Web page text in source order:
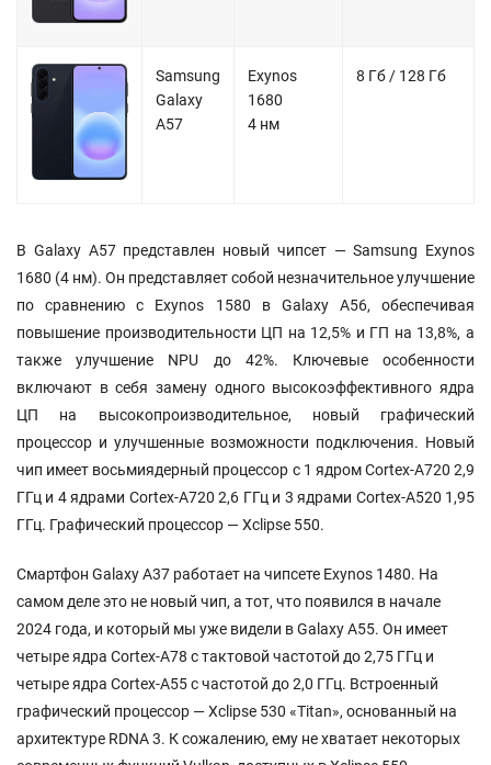
Samsung
Galaxy
A57
Exynos
1680
4 нм
8 Гб / 128 Гб
В Galaxy A57 представлен новый чипсет — Samsung Exynos
1680 (4 нм). Он представляет собой незначительное улучшение
по сравнению с Exynos 1580 в Galaxy A56, обеспечивая
повышение производительности ЦП на 12,5% и ГП на 13,8%, а
также улучшение NPU до 42%. Ключевые особенности
включают в себя замену одного высокоэффективного ядра
ЦП на высокопроизводительное, новый графический
процессор и улучшенные возможности подключения. Новый
чип имеет восьмиядерный процессор с 1 ядром Cortex-A720 2,9
ГГц и 4 ядрами Cortex-A720 2,6 ГГц и 3 ядрами Cortex-A520 1,95
ГГц. Графический процессор — Xclipse 550.
Смартфон Galaxy A37 работает на чипсете Exynos 1480. На
самом деле это не новый чип, а тот, что появился в начале
2024 года, и который мы уже видели в Galaxy A55. Он имеет
четыре ядра Cortex-A78 с тактовой частотой до 2,75 ГГц и
четыре ядра Cortex-A55 с частотой до 2,0 ГГц. Встроенный
графический процессор — Xclipse 530 «Titan», основанный на
архитектуре RDNA 3. К сожалению, ему не хватает некоторых